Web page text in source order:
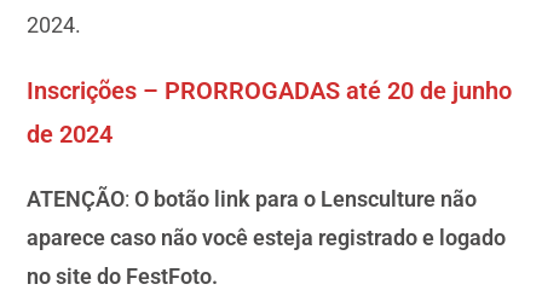
2024.
Inscrições – PRORROGADAS até 20 de junho
de 2024
ATENÇÃO:O botão link para o Lensculture não
aparece caso não você esteja registrado e logado
no site do FestFoto.